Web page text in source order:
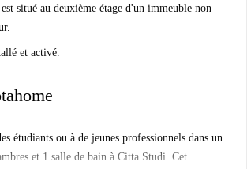
situé au deuxième étage d'un immeuble non
et activé.
étudiants ou à de jeunes professionnels dans un
et 1 salle de bain à Citta Studi. Cet